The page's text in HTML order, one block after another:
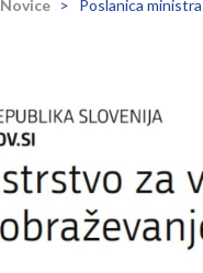
Novice >
Poslanica